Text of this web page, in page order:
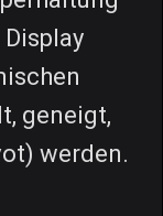
geneigt,
werden.